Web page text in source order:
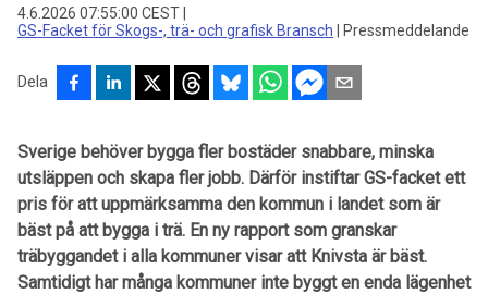
4.6.2026 07:55:00 CEST
GS-Facket för Skogs-, trä- och grafisk Bransch
Pressmeddelande
Dela
Sverige behöver bygga fler bostäder snabbare, minska
utsläppen och skapa fler jobb. Därför instiftar GS-facket ett
pris för att uppmärksamma den kommun i landet som är
bäst på att bygga i trä. En ny rapport som granskar
träbyggandet i alla kommuner visar att Knivsta är bäst.
Samtidigt har många kommuner inte byggt en enda lägenhet